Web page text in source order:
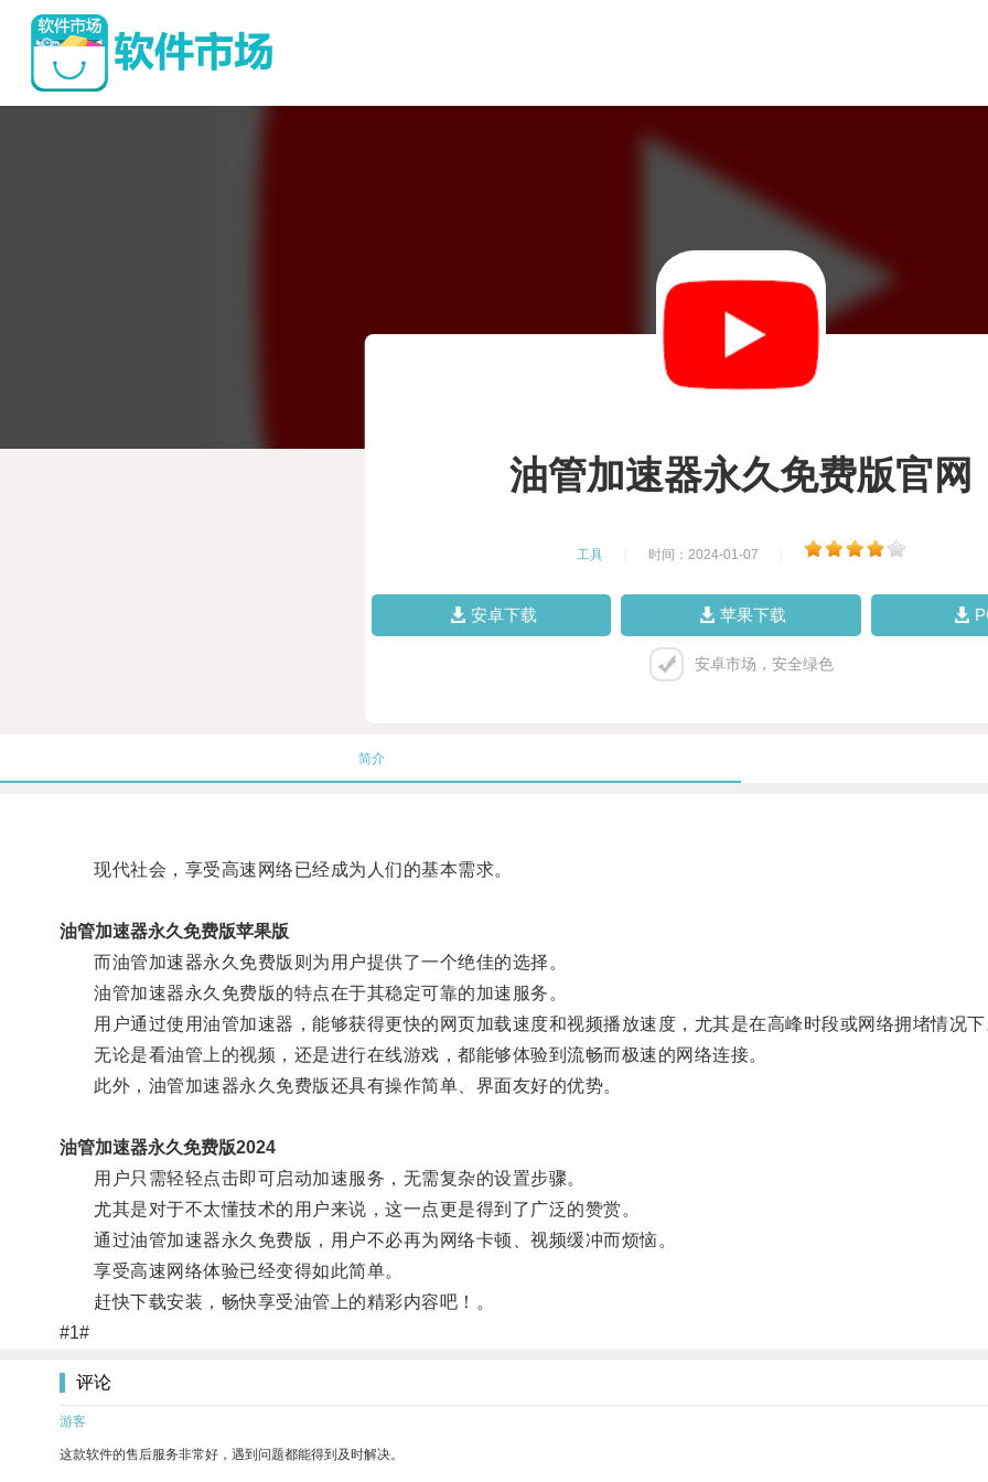
油管加速器永久免费版官网
工具 时间：2024-01-07
安卓下载 苹果下载
安卓市场，安全绿色
简介
现代社会，享受高速网络已经成为人们的基本需求。
油管加速器永久免费版苹果版
而油管加速器永久免费版则为用户提供了一个绝佳的选择。
油管加速器永久免费版的特点在于其稳定可靠的加速服务。
用户通过使用油管加速器，能够获得更快的网页加载速度和视频播放速度，尤其是在高峰时段或网络拥堵情况下
无论是看油管上的视频，还是进行在线游戏，都能够体验到流畅而极速的网络连接。
此外，油管加速器永久免费版还具有操作简单、界面友好的优势。
油管加速器永久免费版2024
用户只需轻轻点击即可启动加速服务，无需复杂的设置步骤。
尤其是对于不太懂技术的用户来说，这一点更是得到了广泛的赞赏。
通过油管加速器永久免费版，用户不必再为网络卡顿、视频缓冲而烦恼。
享受高速网络体验已经变得如此简单。
赶快下载安装，畅快享受油管上的精彩内容吧！。
#1#
评论
游客
这款软件的售后服务非常好，遇到问题都能得到及时解决。